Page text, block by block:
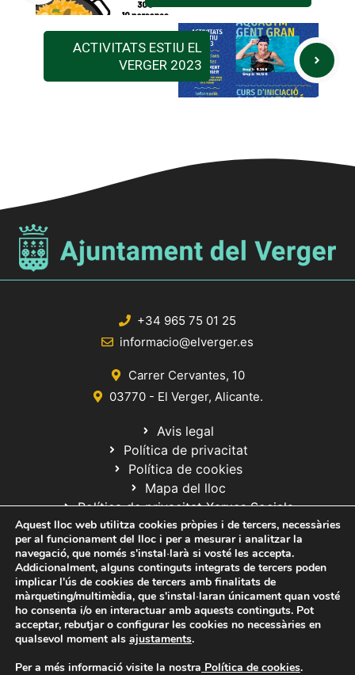
ACTIVITATS ESTIU EL
VERGER 2023
+34 965 75 01 25
informacio@elverger.es
Carrer Cervantes, 10
03770 - El Verger, Alicante.
Avis legal
Política de privacitat
Política de cookies
Mapa del lloc
Política de privacitat Xarxes Socials
© 2020 Web desarrollada por el Servicio de Informática de Diputación
de Alicante
Aquest lloc web utilitza cookies pròpies i de tercers, necessàries
per al funcionament del lloc i per a mesurar i analitzar la
navegació, que només s'instal·larà si vosté les accepta.
Addicionalment, alguns continguts integrats de tercers poden
implicar l'ús de cookies de tercers amb finalitats de
màrqueting/multimèdia, que s'instal·laran únicament quan vosté
ho consenta i/o en interactuar amb aquests continguts. Pot
acceptar, rebutjar o configurar les cookies no necessàries en
qualsevol moment als ajustaments.
Per a més informació visite la nostra Política de cookies.